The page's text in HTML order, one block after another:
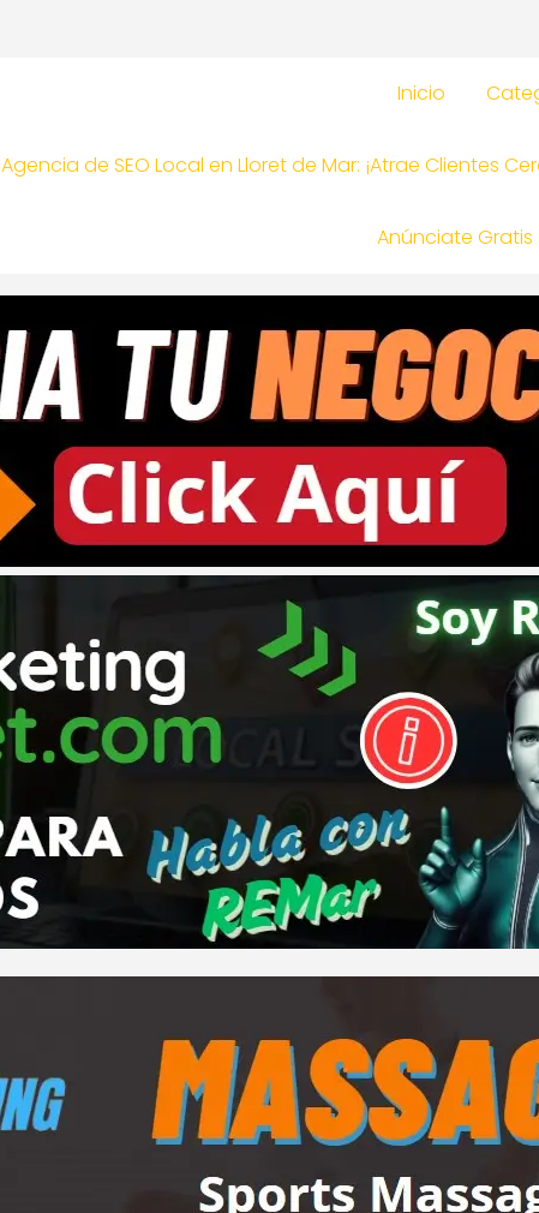
Inicio
Agencia de SEO Local en Lloret de Mar: ¡Atrae Clientes
Anúnciate Gratis